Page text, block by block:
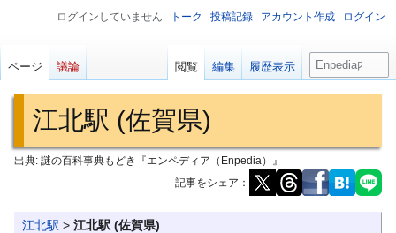
江北駅 (佐賀県)
出典: 謎の百科事典もどき『エンペディア（Enpedia）』
記事をシェア：
ナ
検江北駅 >江北駅 (佐賀県)
ログインしていません トーク 投稿記録 アカウント作成 ログイン
ページ 議論 閲覧 編集 履歴表示
検
索